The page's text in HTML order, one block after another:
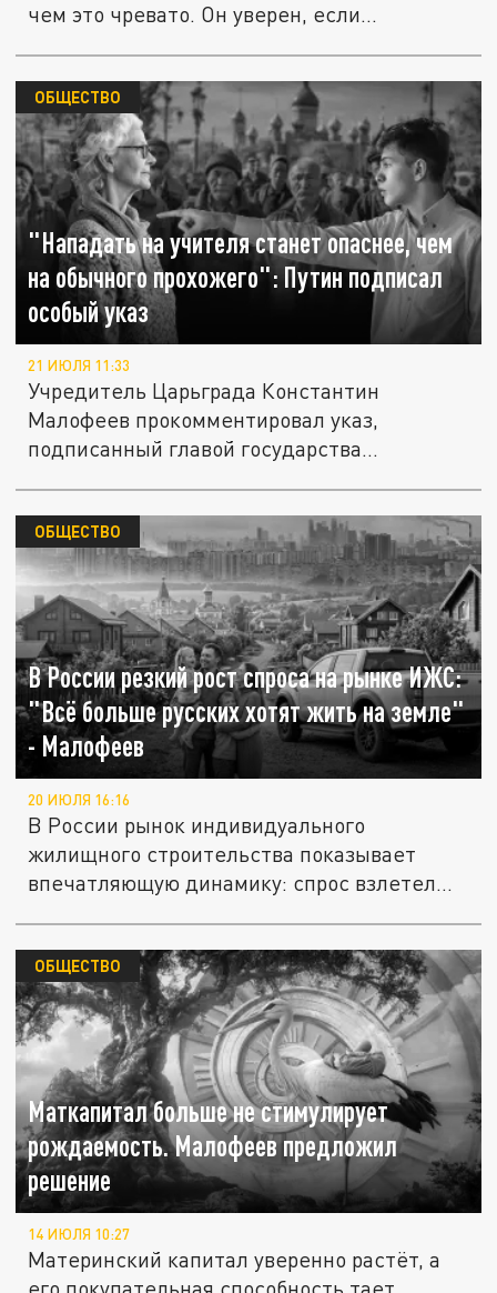
чем это чревато. Он уверен, если...
"Нападать на учителя станет опаснее, чем
на обычного прохожего": Путин подписал
особый указ
ОБЩЕСТВО
21 ИЮЛЯ 11:33
Учредитель Царьграда Константин
Малофеев прокомментировал указ,
подписанный главой государства
В России резкий рост спроса на рынке ИЖС:
"Всё больше русских хотят жить на земле"
- Малофеев
ОБЩЕСТВО
20 ИЮЛЯ 16:16
В России рынок индивидуального
жилищного строительства показывает
впечатляющую динамику: спрос взлетел
Маткапитал больше не стимулирует
рождаемость. Малофеев предложил
решение
ОБЩЕСТВО
14 ИЮЛЯ 10:27
Материнский капитал уверенно растёт, а
его покупательная способность тает.